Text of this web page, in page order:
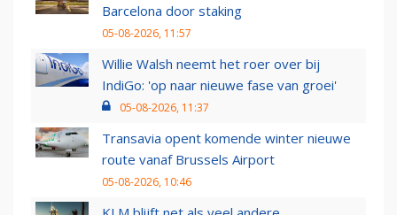
Barcelona door staking
05-08-2026, 11:57
Willie Walsh neemt het roer over bij
IndiGo: 'op naar nieuwe fase van groei'
05-08-2026, 11:37
Transavia opent komende winter nieuwe
route vanaf Brussels Airport
05-08-2026, 10:46